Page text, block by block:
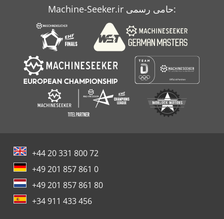
Vollmer Unimat S
Weinig Powermat 2000
Machine-Seeker.ir حامی رسمی:
+44 20 331 800 72
+49 201 857 861 0
+49 201 857 861 80
+34 911 433 456